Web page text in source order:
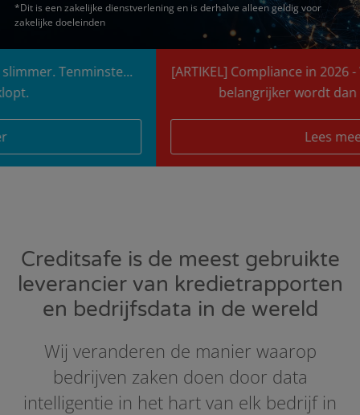
*Dit is een zakelijke dienstverlening en is derhalve alleen geldig voor
zakelijke doeleinden
[ARTIKEL] Compliance in 2026 - Waarom AI-governance
belangrijker wordt dan automatisering
Creditsafe is de meest gebruikte
leverancier van kredietrapporten
en bedrijfsdata in de wereld
Wij veranderen de manier waarop
bedrijven zaken doen door data
intelligentie in het hart van elk bedrijf in